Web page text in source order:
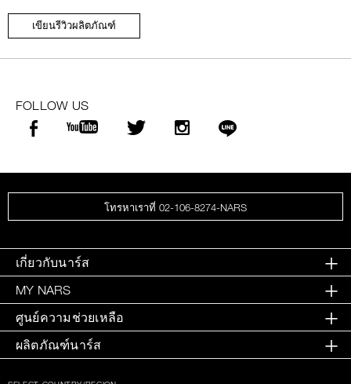
เขียนรีวิวผลิตภัณฑ์
FOLLOW US
โทรหาเราที่ 02-106-8274-NARS
เกี่ยวกับนาร์ส
MY NARS
ศูนย์ความช่วยเหลือ
ผลิตภัณฑ์นาร์ส